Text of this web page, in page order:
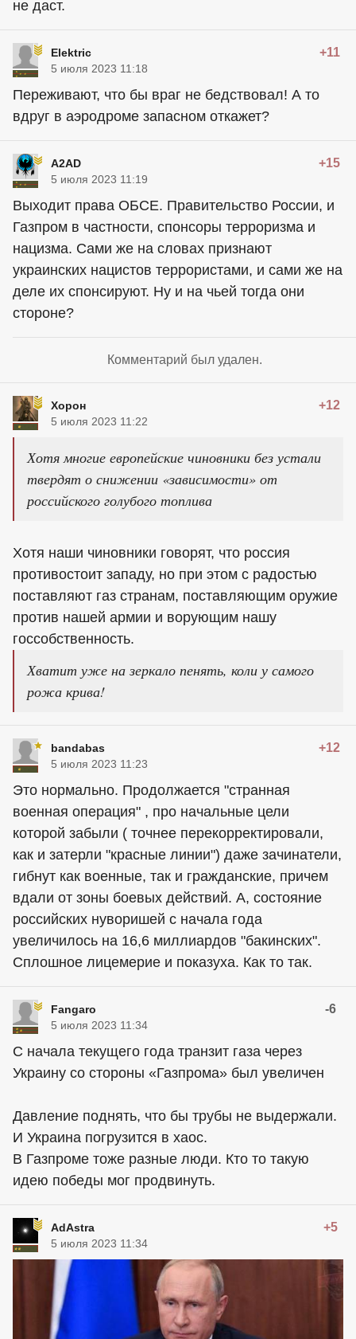
не даст.
Elektric +11
5 июля 2023 11:18
Переживают, что бы враг не бедствовал! А то
вдруг в аэродроме запасном откажет?
A2AD +15
5 июля 2023 11:19
Выходит права ОБСЕ. Правительство России, и
Газпром в частности, спонсоры терроризма и
нацизма. Сами же на словах признают
украинских нацистов террористами, и сами же на
деле их спонсируют. Ну и на чьей тогда они
стороне?
Комментарий был удален.
Хорон +12
5 июля 2023 11:22
Хотя многие европейские чиновники без устали
твердят о снижении «зависимости» от
российского голубого топлива
Хотя наши чиновники говорят, что россия
противостоит западу, но при этом с радостью
поставляют газ странам, поставляющим оружие
против нашей армии и ворующим нашу
госсобственность.
Хватит уже на зеркало пенять, коли у самого
рожа крива!
bandabas +12
5 июля 2023 11:23
Это нормально. Продолжается "странная
военная операция" , про начальные цели
которой забыли ( точнее перекорректировали,
как и затерли "красные линии") даже зачинатели,
гибнут как военные, так и гражданские, причем
вдали от зоны боевых действий. А, состояние
российских нуворишей с начала года
увеличилось на 16,6 миллиардов "бакинских".
Сплошное лицемерие и показуха. Как то так.
Fangaro -6
5 июля 2023 11:34
С начала текущего года транзит газа через
Украину со стороны «Газпрома» был увеличен
Давление поднять, что бы трубы не выдержали.
И Украина погрузится в хаос.
В Газпроме тоже разные люди. Кто то такую
идею победы мог продвинуть.
AdAstra +5
5 июля 2023 11:34